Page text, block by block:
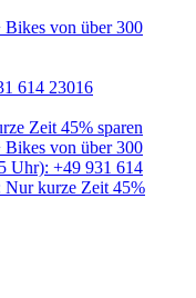
von über 300
614 23016
Zeit 45% sparen
von über 300
Uhr): +49 931 614
kurze Zeit 45%